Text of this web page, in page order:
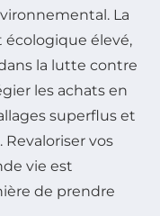
La
élevé,
la lutte contre
les achats en
superflus et
Revaloriser vos
vie est
de prendre